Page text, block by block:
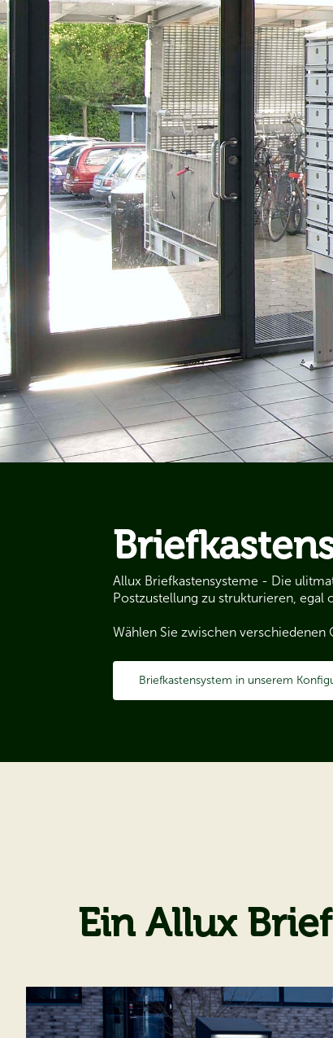
Allux Briefkastensysteme - Die
Postzustellung zu strukturieren, egal
Wählen Sie zwischen verschiedenen
Briefkastensystem in unserem
Ein Allux